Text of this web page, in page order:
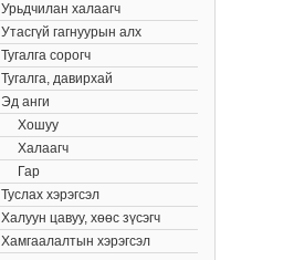
Урьдчилан халаагч
Утасгүй гагнуурын алх
Тугалга сорогч
Тугалга, давирхай
Эд анги
Хошуу
Халаагч
Гар
Туслах хэрэгсэл
Халуун цавуу, хөөс зүсэгч
Хамгаалалтын хэрэгсэл